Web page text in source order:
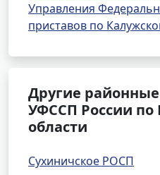
Управления
приставов по
Другие
УФССП России по
области
Сухиничское РОСП